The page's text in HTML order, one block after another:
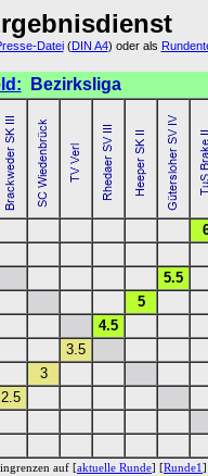
Datei(DIN A4) oder als
Bezirksliga
5.5
5
4.5
3.5
3
2.5
auf [ aktuelle Runde Runde1